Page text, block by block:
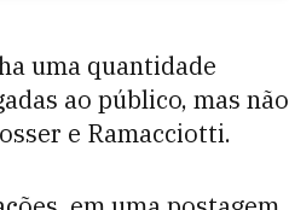
uma quantidade
ao público, mas não
e Ramacciotti.